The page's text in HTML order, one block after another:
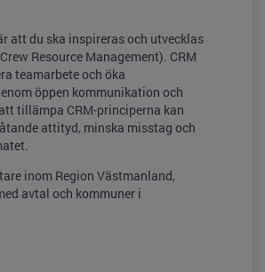
att du ska inspireras och utvecklas
Resource Management). CRM
teamarbete och öka
öppen kommunikation och
tillämpa CRM-principerna kan
attityd, minska misstag och
inom Region Västmanland,
avtal och kommuner i